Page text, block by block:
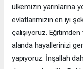
ülkemizin yarınlarına
evlatlarımızın en iyi
çalışıyoruz.
alanda hayallerinizi
yapıyoruz. İnşallah